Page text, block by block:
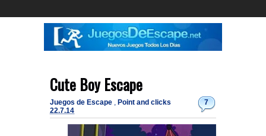
Cute Boy Escape
7
Juegos de Escape , Point and clicks
22.7.14